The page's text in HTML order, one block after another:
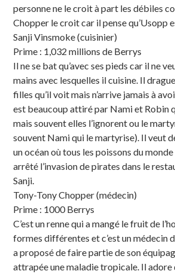
personne ne le croit à part les débiles
Chopper le croit car il pense qu’Usopp
Sanji Vinsmoke (cuisinier)
Prime : 1,032 millions de Berrys
Il ne se bat qu’avec ses pieds car il ne
mains avec lesquelles il cuisine. Il
filles qu’il voit mais n’arrive jamais à
est beaucoup attiré par Nami et Robin
mais souvent elles l’ignorent ou le
souvent Nami qui le martyrise). Il veut
un océan où tous les poissons du
arrêté l’invasion de pirates dans le
Sanji.
Tony-Tony Chopper (médecin)
Prime : 1000 Berrys
C’est un renne qui a mangé le fruit de
formes différentes et c’est un médecin
a proposé de faire partie de son
attrapée une maladie tropicale. Il adore